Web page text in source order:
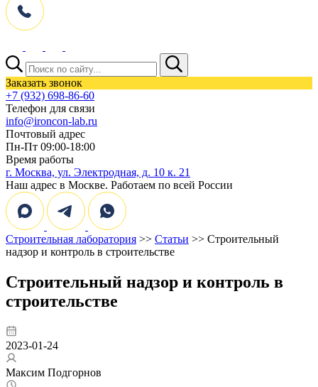
Заказать звонок
+7 (932) 698-86-60
Телефон для связи
info@ironcon-lab.ru
Почтовый адрес
Пн-Пт 09:00-18:00
Время работы
г. Москва, ул. Электродная, д. 10 к. 21
Наш адрес в Москве. Работаем по всей России
Строительная лаборатория >> Статьи >> Строительный
надзор и контроль в строительстве
Строительный надзор и контроль в
строительстве
2023-01-24
Максим Подгорнов